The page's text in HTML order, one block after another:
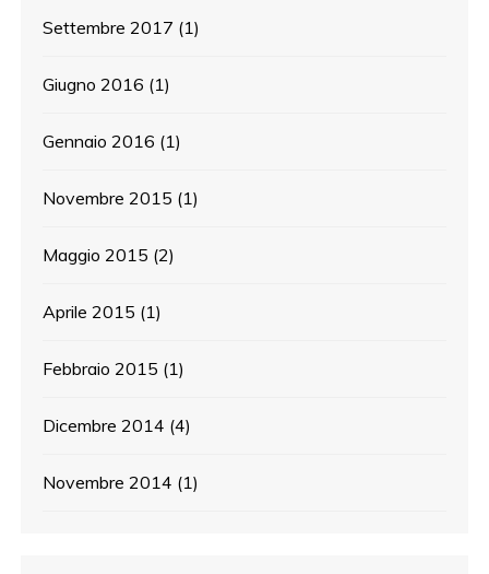
Settembre 2017 (1)
Giugno 2016 (1)
Gennaio 2016 (1)
Novembre 2015 (1)
Maggio 2015 (2)
Aprile 2015 (1)
Febbraio 2015 (1)
Dicembre 2014 (4)
Novembre 2014 (1)